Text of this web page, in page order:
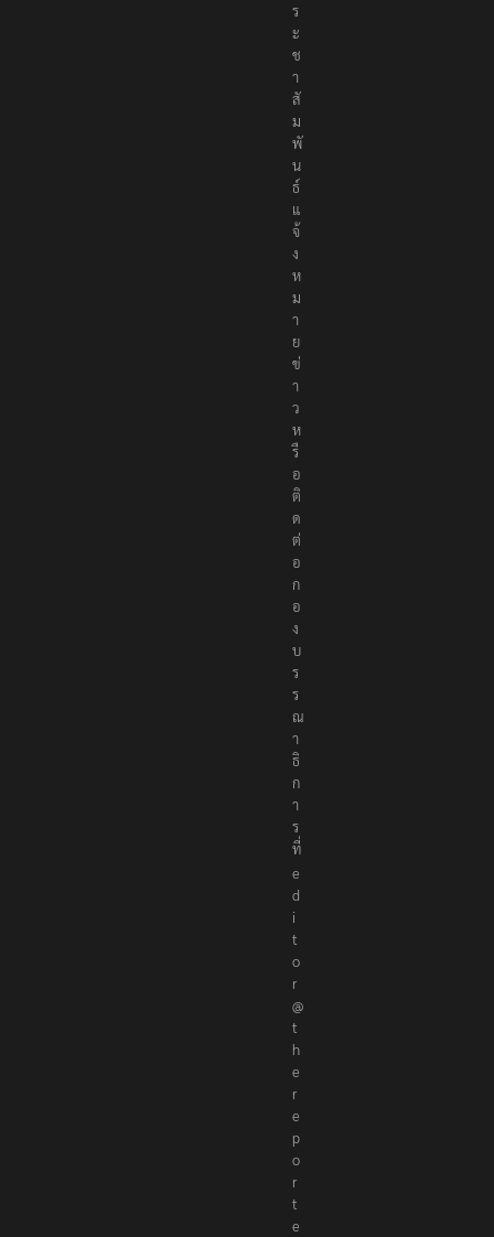
ร
ะ
ช
า
สั
ม
พั
น
ธ์
แ
จ้
ง
ห
ม
า
ย
ข่
า
ว
ห
รื
อ
ติ
ด
ต่
อ
ก
อ
ง
บ
ร
ร
ณ
า
ธิ
ก
า
ร
ที่
e
d
i
t
o
r
@
t
h
e
r
e
p
o
r
t
e